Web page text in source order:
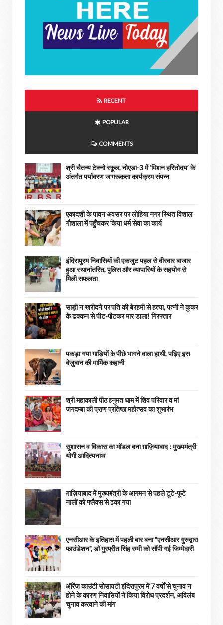
RECENT
POPULAR
COMMENTS
श्री चैतन्य टेक्नो स्कूल, नोएडा-3 में ‘मिशन हरितोदय’ के
अंतर्गत पर्यावरण जागरूकता कार्यक्रम संपन्न
एकादशी के पावन अवसर पर लोहिया नगर स्थित विशाल
गौशाला में पहुँचकर किया धर्म सेवा का कार्य
इंदिरापुरम निवासियों की एकजुट पहल से वीरवार बाजार
हुआ स्थानांतरित, पुलिस और व्यापारियों के सहयोग से
मिली सफलता
साड़ी न खरीदने पर पति की बेरहमी से हत्या, पत्नी ने कुकर
के ढक्कन से पीट-पीटकर मार डाला! गिरफ्तार
पकड़ा गया गाड़ियों के पीछे भागने वाला हाथी, पढ़िए इस
बेज़ुबान की मार्मिक कहानी
श्री महाकाली पीठ हनुमत धाम में शिव परिवार व मां
जगदम्बा की प्राण प्रतिष्ठा महोत्सव का शुभारंभ
सुशासन व विकास का मॉडल बना ग़ाज़ियाबाद : ​मुख्यमंत्री
योगी आदित्यनाथ
ग़ाज़ियाबाद में मुख्यमंत्री के आगमन से पहले टूटे-फूटे
नालों को फ्लैक्स से ढका गया
एनसीआर के इतिहास में पहली बार बना "एनसीआर गुरुद्वारा
फाउंडेशन", डॉ गुरप्रीत सिंह रम्मी को सौंपी गई जिम्मेदारी
ऑरेंज काउंटी सोसायटी इंदिरापुरम में 7 वर्षों से चुनाव न
होने के कारण निवासियों ने किया विरोध प्रदर्शन, अविलंब
चुनाव करवाने की मांग